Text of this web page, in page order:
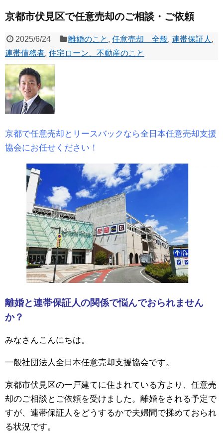
京都市伏見区で任意売却のご相談・ご依頼
2025/6/24 離婚のこと ,任意売却 全般,連帯保証人 ,
連帯債務者, 住宅ローン、不動産のこと
京都で任意売却とリースバックなら全日本任意売却支援
協会にお任せください！
離婚と連帯保証人の関係で悩んでおられません
か？
みなさんこんにちは。
一般社団法人全日本任意売却支援協会です。
京都市伏見区の一戸建てに住まれている方より、任意売
却のご相談とご依頼を受けました。離婚をされる予定で
すが、連帯保証人をどうするかで夫婦間で揉めておられ
る状況です。